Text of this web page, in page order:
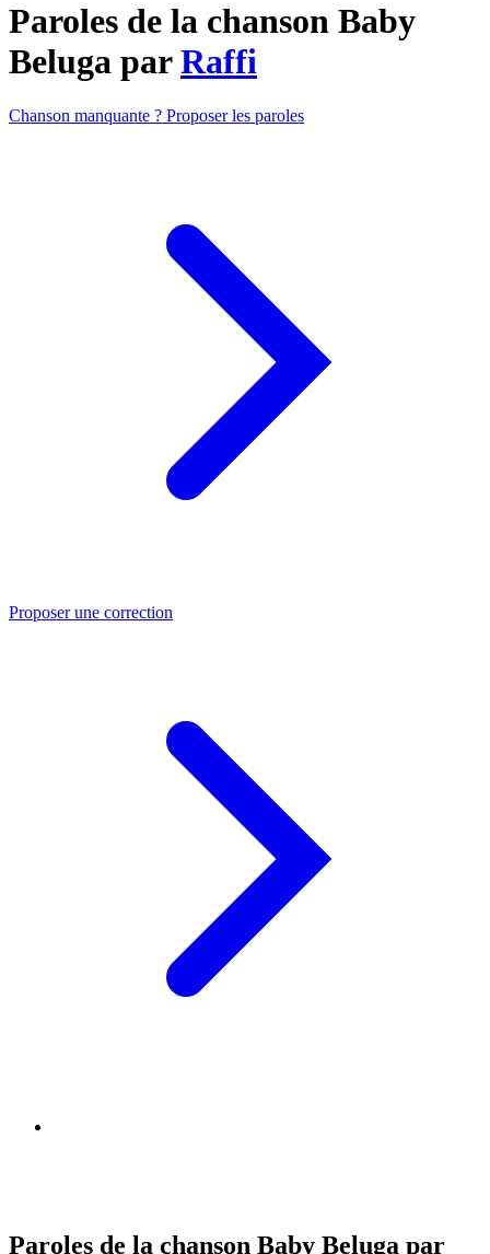
Paroles de la chanson Baby
Beluga parRaffi
Chanson manquante ? Proposer les paroles
Proposer une correction
Paroles de la chanson Baby Beluga par